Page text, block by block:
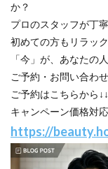
か？
プロのスタッフが丁
初めての方もリラッ
「今」が、あなたの
ご予約・お問い合わ
ご予約はこちらから
キャンペーン価格対
https://